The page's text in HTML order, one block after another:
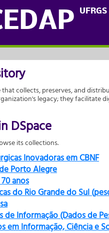
UFRGS
that collects, preserves, and
legacy; they facilitate
DSpace
its collections.
Inovadoras em CBNF
Porto Alegre
anos
do Rio Grande do Sul
de Informação (Dados de
em Informação, Ciência e